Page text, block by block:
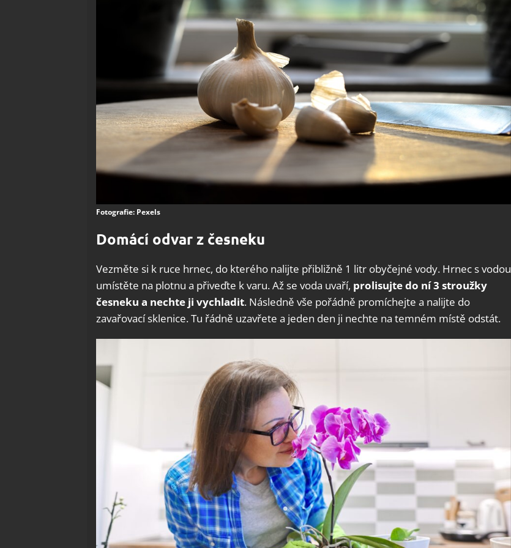
Fotografie: Pexels
Domácí odvar z česneku
Vezměte si k ruce hrnec, do kterého nalijte přibližně 1 litr obyčejné vody. Hrnec s vodou
umístěte na plotnu a přiveďte k varu. Až se voda uvaří, prolisujte do ní 3 stroužky
česneku a nechte ji vychladit. Následně vše pořádně promíchejte a nalijte do
zavařovací sklenice. Tu řádně uzavřete a jeden den ji nechte na temném místě odstát.